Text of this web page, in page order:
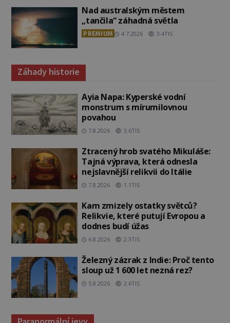
Nad australským městem
„tančila“ záhadná světla
PREMIUM 4.7.2026 3.4TIS
Záhady historie
Ayia Napa: Kyperské vodní
monstrum s mírumilovnou
povahou
7.8.2026 3.6TIS
Ztracený hrob svatého Mikuláše:
Tajná výprava, která odnesla
nejslavnější relikvii do Itálie
7.8.2026 1.1TIS
Kam zmizely ostatky světců?
Relikvie, které putují Evropou a
dodnes budí úžas
6.8.2026 2.3TIS
Železný zázrak z Indie: Proč tento
sloup už 1 600 let nezná rez?
5.8.2026 2.6TIS